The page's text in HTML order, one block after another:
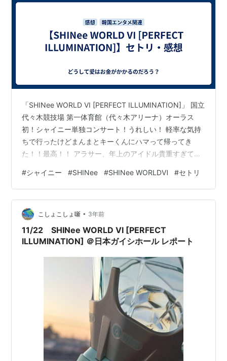
「SHINee WORLD VI [PERFECT ILLUMINATION]」 国立
代々木競技場 第一体育館（代々木アリーナ）オーラス
初！シャイニー単独コンサート！うれしい！ 軽率な気持
ちで行ったけどまんまとキーくんにハマって帰ってき
た！！最高！！ アラサー、年上のアイドル貴重すぎて染
ンスト (@shihonsyugi) 2023年11月29日 アラサーになっ
て沁みる年上アイドルの貴重さと信頼感 — インスト
(@shihonsyugi) 2023年11月29日 <セトリ> Chemistry
Atlantis Sweet Mis…
#シャイニー #SHINee #SHINee WORLDⅥ #セトリ
こしょこしょ噺 • 3年前
11/22 SHINee WORLD VI [PERFECT
ILLUMINATION] ＠日本ガイシホール レポート